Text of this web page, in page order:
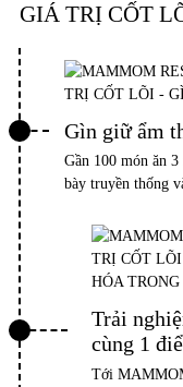
GIÁ TRỊ CỐT
Gìn giữ ẩm
Gần 100 món ăn
bày truyền thống
Trải
cùng 1
Tới